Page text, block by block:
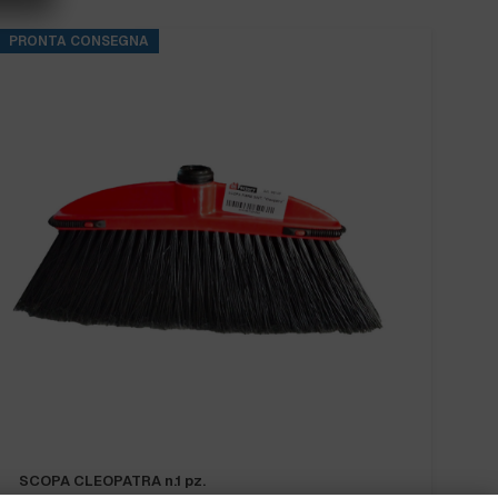
PRONTA CONSEGNA
SCOPA CLEOPATRA n.1 pz.